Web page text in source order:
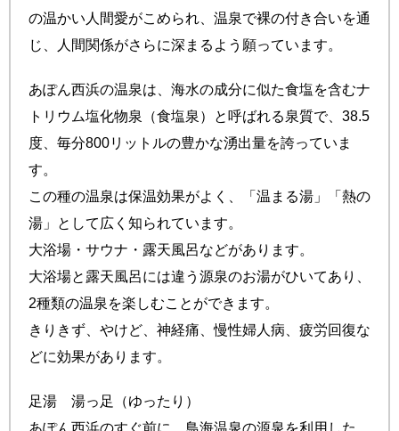
の温かい人間愛がこめられ、温泉で裸の付き合いを通
じ、人間関係がさらに深まるよう願っています。
あぽん西浜の温泉は、海水の成分に似た食塩を含むナ
トリウム塩化物泉（食塩泉）と呼ばれる泉質で、38.5
度、毎分800リットルの豊かな湧出量を誇っていま
す。
この種の温泉は保温効果がよく、「温まる湯」「熱の
湯」として広く知られています。
大浴場・サウナ・露天風呂などがあります。
大浴場と露天風呂には違う源泉のお湯がひいてあり、
2種類の温泉を楽しむことができます。
きりきず、やけど、神経痛、慢性婦人病、疲労回復な
どに効果があります。
足湯 湯っ足（ゆったり）
あぽん西浜のすぐ前に、鳥海温泉の源泉を利用した、